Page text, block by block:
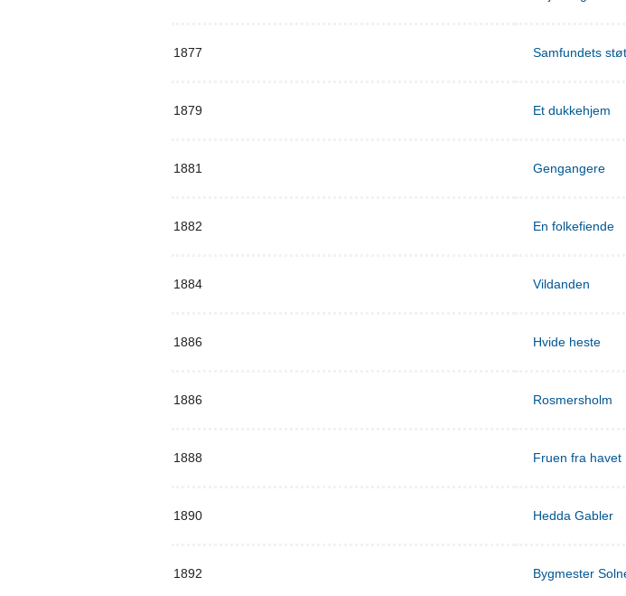
1877 Samfundets
1879 Et dukkehjem
1881 Gengangere
1882 En folkefiende
1884 Vildanden
1886 Hvide heste
1886 Rosmersholm
1888 Fruen fra havet
1890 Hedda Gabler
1892 Bygmester